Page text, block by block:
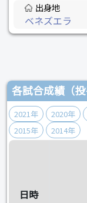
出身地
ベネズエラ
各試合成績（投
2021年 2020年
2015年
2014年
日時